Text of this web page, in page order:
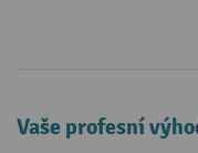
Vaše profesní